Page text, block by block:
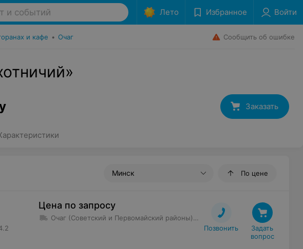
и событий Лето Избранное Войти
и кафе • Очаг Сообщить об ошибке
Заказать
Минск По цене
Цена по запросу
Очаг (Советский и Первомайский районы) Срок доставки до 60 мин
Позвонить
Задать
вопрос